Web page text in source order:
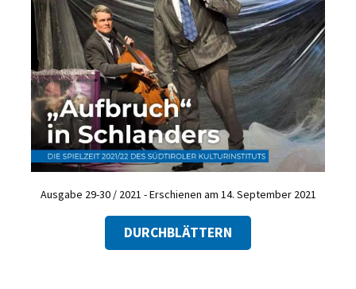
Ausgabe 29-30 / 2021 - Erschienen am 14. September 2021
DURCHBLÄTTERN